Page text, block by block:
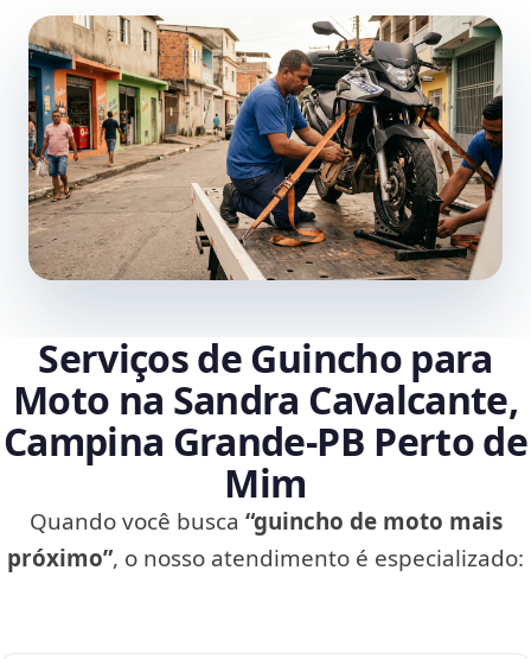
Serviços de Guincho para
Moto na Sandra Cavalcante,
Campina Grande‑PB Perto de
Mim
Quando você busca “guincho de moto mais
próximo”, o nosso atendimento é especializado: